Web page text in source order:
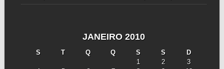
JANEIRO 2010
S T Q Q S S
D
1
2
3